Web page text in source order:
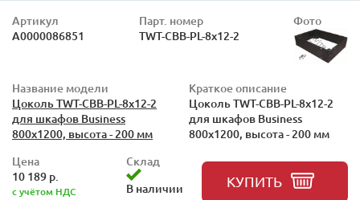
Артикул
А0000086851
Парт. номер
TWT-CBB-PL-8x12-2
Фото
Название модели
Цоколь TWT-CBB-PL-8x12-2
для шкафов Business
800x1200, высота - 200 мм
Краткое описание
Цоколь TWT-CBB-PL-8x12-2
для шкафов Business
800x1200, высота - 200 мм
Цена
10 189 р.
с учётом НДС
Склад
В наличии
КУПИТЬ